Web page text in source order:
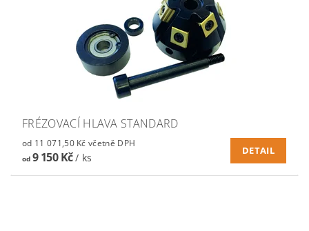
FRÉZOVACÍ HLAVA STANDARD
od 11 071,50 Kč včetně DPH
od9 150 Kč/ ks
DETAIL